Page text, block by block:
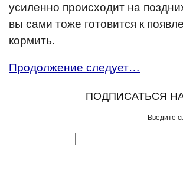
усиленно происходит на
вы сами тоже готовится к
кормить.
Продолжение следует…
ПОДПИСАТЬСЯ
Введите